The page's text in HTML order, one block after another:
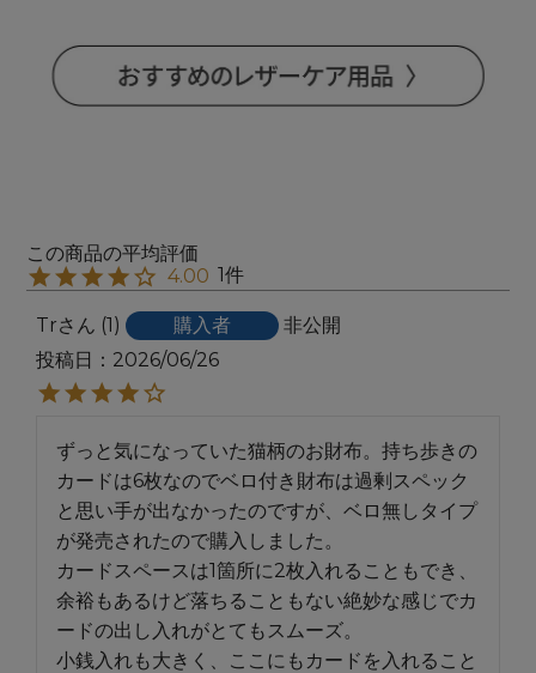
4.00 1
Tr 1 購入者
非公開
投稿日
2026/06/26
ずっと気になっていた猫柄のお財布。持ち歩きの
カードは6枚なのでベロ付き財布は過剰スペック
と思い手が出なかったのですが、ベロ無しタイプ
が発売されたので購入しました。
カードスペースは1箇所に2枚入れることもでき、
余裕もあるけど落ちることもない絶妙な感じでカ
ードの出し入れがとてもスムーズ。
小銭入れも大きく、ここにもカードを入れること